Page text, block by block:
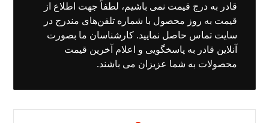
قادر به درج قیمت نمی باشیم، لطفاً جهت اطلاع از
قیمت به روز محصول با شماره تلفن‌های مندرج در
سایت تماس حاصل نمایید. کارشناسان ما بصورت
آنلاین قادر به پاسخگویی و اعلام آخرین قیمت
محصولات به شما عزیزان می باشند.